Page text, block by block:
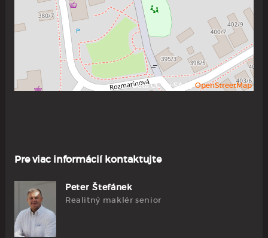
Data CC-By-SA byOpenStreetMap
Pre viac informácií kontaktujte
Peter Štefánek
Realitný maklér senior